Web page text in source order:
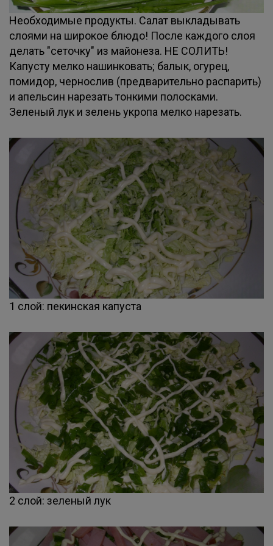
Необходимые продукты. Салат выкладывать
слоями на широкое блюдо! После каждого слоя
делать "сеточку" из майонеза. НЕ СОЛИТЬ!
Капусту мелко нашинковать; балык, огурец,
помидор, чернослив (предварительно распарить)
и апельсин нарезать тонкими полосками.
Зеленый лук и зелень укропа мелко нарезать.
1 слой: пекинская капуста
2 слой: зеленый лук